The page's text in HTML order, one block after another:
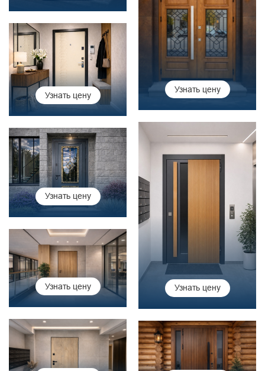
Узнать цену
Узнать цену
Узнать цену
Узнать цену
Узнать цену